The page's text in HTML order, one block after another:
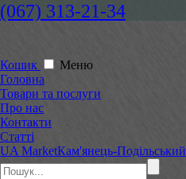
(067) 313-21-34
Кошик
Меню
Головна
Товари та послуги
Про нас
Контакти
Статті
UA MarketКам'янець-Подільський